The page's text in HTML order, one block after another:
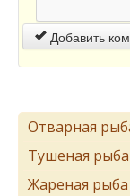
Добавить
Отварная
Тушеная рыба
Жареная рыба